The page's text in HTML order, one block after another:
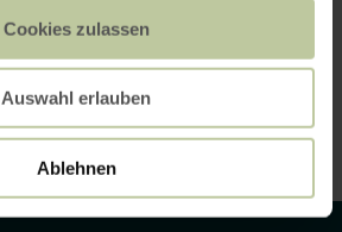
Cookies zulassen
Auswahl erlauben
Ablehnen